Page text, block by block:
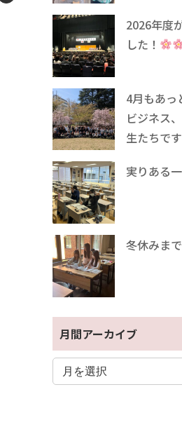
2026年度
した！
4月もあっ
ビジネス
生たちです
実りある
冬休みま
月間アーカイブ